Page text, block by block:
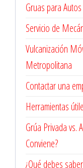
Gruas para
Servicio de
Vulcanización
Metropolitana
Contactar una
Herramientas
Grúa Privada vs.
Conviene?
¿Qué debes